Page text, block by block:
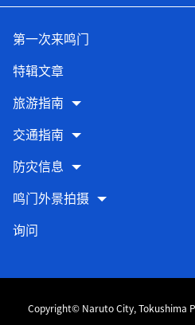
第一次来鸣门
特辑文章
旅游指南
交通指南
防灾信息
鸣门外景拍摄
询问
Copyright© Naruto City, Tokushima